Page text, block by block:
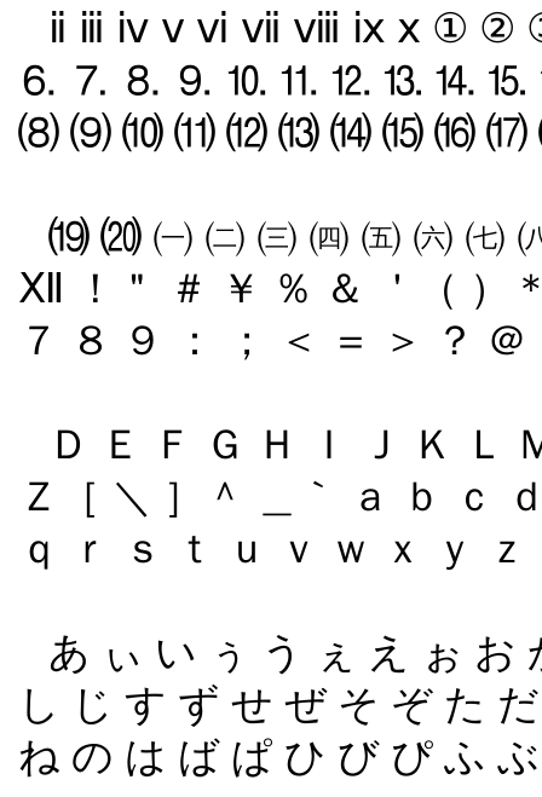
ⅱ ⅲ ⅳ ⅴ ⅵ ⅶ ⅷ ⅸ ⅹ ①
⒍ ⒎ ⒏ ⒐ ⒑ ⒒ ⒓ ⒔ ⒕
⑻ ⑼ ⑽ ⑾ ⑿ ⒀ ⒁ ⒂ ⒃
⒆ ⒇ ㈠ ㈡ ㈢ ㈣ ㈤ ㈥
Ⅻ ！＂ ＃ ￥ ％ ＆ ＇（ ）
７ ８ ９ ： ； ＜ ＝ ＞ ？
Ｄ Ｅ Ｆ Ｇ Ｈ Ｉ Ｊ Ｋ Ｌ
Ｚ［ ＼ ］＾ ＿｀ ａ ｂ ｃ
ｑ ｒ ｓ ｔ ｕ ｖ ｗ ｘ ｙ
あ ぃ い ぅ う ぇ え ぉ お
し じ す ず せ ぜ そ ぞ た
ね の は ば ぱ ひ び ぴ ふ